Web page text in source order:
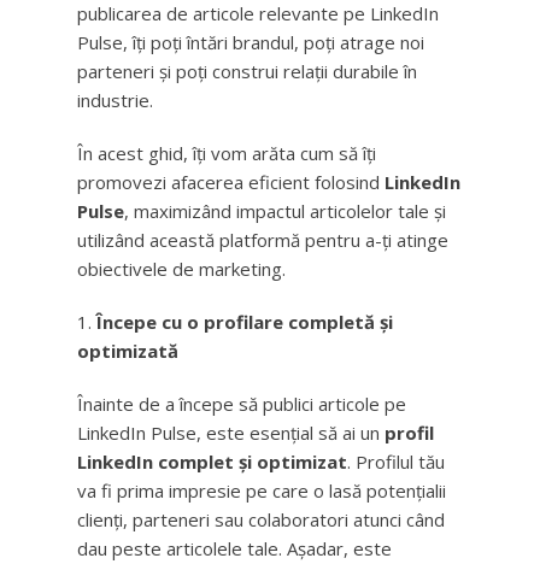
publicarea de articole relevante pe LinkedIn
Pulse, îți poți întări brandul, poți atrage noi
parteneri și poți construi relații durabile în
industrie.
În acest ghid, îți vom arăta cum să îți
promovezi afacerea eficient folosind LinkedIn
Pulse, maximizând impactul articolelor tale și
utilizând această platformă pentru a-ți atinge
obiectivele de marketing.
Începe cu o profilare completă și
optimizată
Înainte de a începe să publici articole pe
LinkedIn Pulse, este esențial să ai un profil
LinkedIn complet și optimizat. Profilul tău
va fi prima impresie pe care o lasă potențialii
clienți, parteneri sau colaboratori atunci când
dau peste articolele tale. Așadar, este